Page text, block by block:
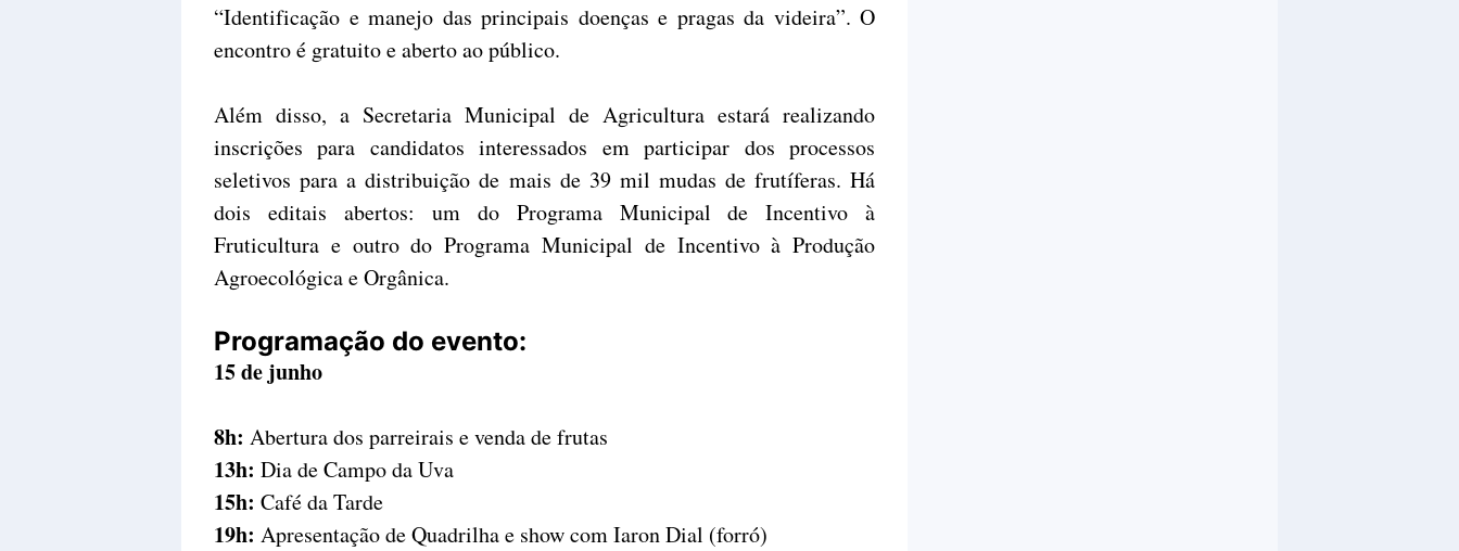
“Identificação e manejo das principais doenças e pragas da videira”. O
encontro é gratuito e aberto ao público.
Além disso, a Secretaria Municipal de Agricultura estará realizando
inscrições para candidatos interessados em participar dos processos
seletivos para a distribuição de mais de 39 mil mudas de frutíferas. Há
dois editais abertos: um do Programa Municipal de Incentivo à
Fruticultura e outro do Programa Municipal de Incentivo à Produção
Agroecológica e Orgânica.
Programação do evento:
15 de junho
8h: Abertura dos parreirais e venda de frutas
13h: Dia de Campo da Uva
15h: Café da Tarde
19h: Apresentação de Quadrilha e show com Iaron Dial (forró)